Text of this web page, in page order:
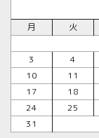
月
火
3
4
10
11
17
18
24
25
31